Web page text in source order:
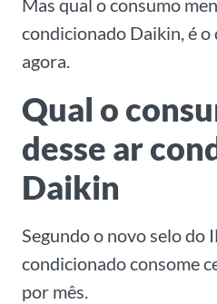
Mas qual o consumo
condicionado Daikin, é
agora.
Qual o
desse ar
Daikin
Segundo o novo selo do
condicionado consome
por mês.